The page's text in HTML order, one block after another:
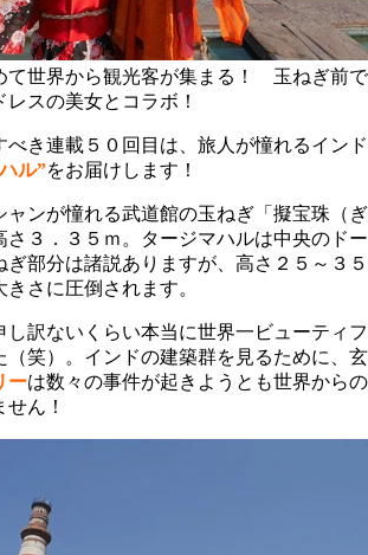
て世界から観光客が集まる！ 玉ねぎ前で
スの美女とコラボ！
き連載５０回目は、旅人が憧れるインド
ル”をお届けします！
ャンが憧れる武道館の玉ねぎ「擬宝珠（ぎ
さ３．３５ｍ。タージマハルは中央のドー
ぎ部分は諸説ありますが、高さ２５～３５
さに圧倒されます。
し訳ないくらい本当に世界一ビューティフ
（笑）。インドの建築群を見るために、玄
ーは数々の事件が起きようとも世界からの
ん！